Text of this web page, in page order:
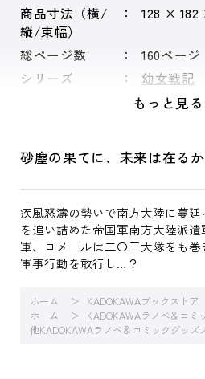
商品寸法（横/
縦/束幅）
128 × 182
総ページ数
160ページ
シリーズ
幼女戦記
もっと見る
砂塵の果てに、未来は在
疾風怒濤の勢いで南方大陸に蔓
を追い詰めた帝国軍南方大陸派
軍、ロメールは二〇三大隊をも
軍事行動を敢行し…？
ホーム KADOKAWAブックストア
ホーム
KADOKAWAラノベ＆コミ
他KADOKAWAラノベ＆コミックグッズ